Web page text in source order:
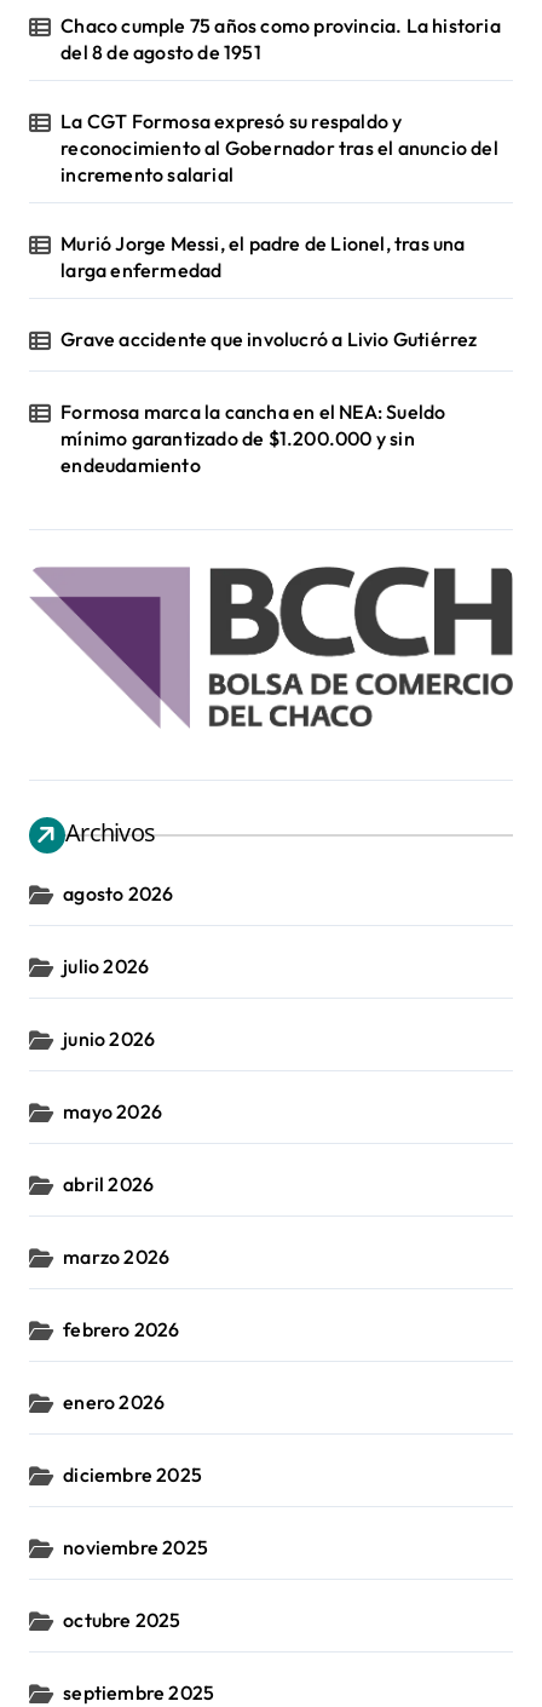
Chaco cumple 75 años como provincia. La historia
del 8 de agosto de 1951
La CGT Formosa expresó su respaldo y
reconocimiento al Gobernador tras el anuncio del
incremento salarial
Murió Jorge Messi, el padre de Lionel, tras una
larga enfermedad
Grave accidente que involucró a Livio Gutiérrez
Formosa marca la cancha en el NEA: Sueldo
mínimo garantizado de $1.200.000 y sin
endeudamiento
Archivos
agosto 2026
julio 2026
junio 2026
mayo 2026
abril 2026
marzo 2026
febrero 2026
enero 2026
diciembre 2025
noviembre 2025
octubre 2025
septiembre 2025